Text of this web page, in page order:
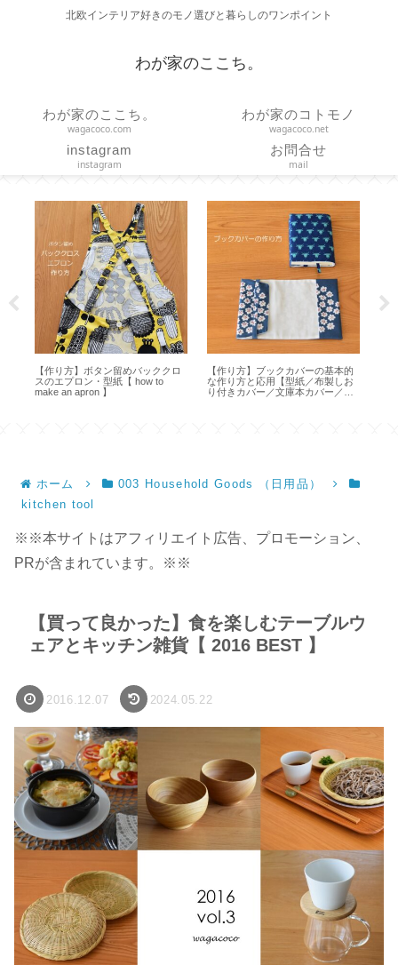
北欧インテリア好きのモノ選びと暮らしのワンポイント
わが家のここち。
わが家のここち。
wagacoco.com
わが家のコトモノ
wagacoco.net
instagram
instagram
お問合せ
mail
【夏休み】サマーシュトーレンと
楽天お買い物マラソンと scope ア
ウトレット【2026年8月】
【コーヒースケール】タイムモア
の便利機能と使い方【 Black Mirror
Basic＋ 】
ホーム
003 Household Goods （日用品）
kitchen tool
※※本サイトはアフィリエイト広告、プロモーション、
PRが含まれています。※※
【買って良かった】食を楽しむテーブルウ
ェアとキッチン雑貨【 2016 BEST 】
2016.12.07 2024.05.22